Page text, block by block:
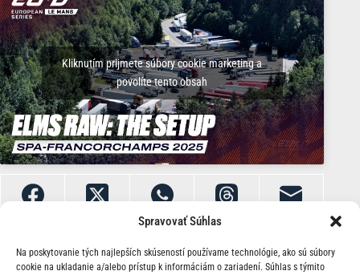
Spravovať Súhlas
Na poskytovanie tých najlepších skúseností používame technológie, ako sú súbory
cookie na ukladanie a/alebo prístup k informáciám o zariadení. Súhlas s týmito
Kliknutím prijmete súbory cookie marketing a
povolíte tento obsah